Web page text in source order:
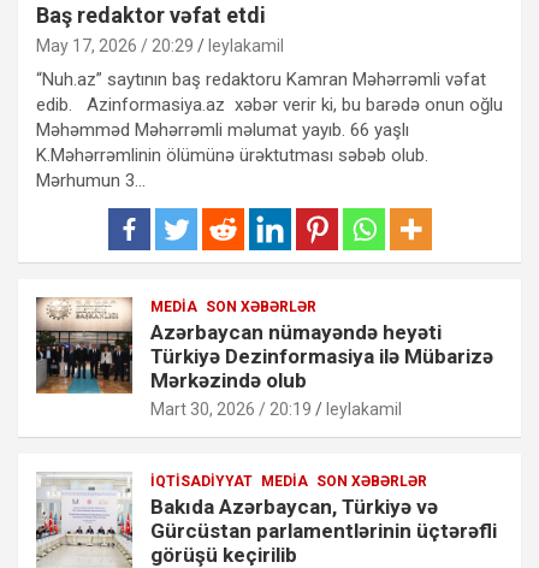
Baş redaktor vəfat etdi
May 17, 2026 / 20:29 leylakamil
“Nuh.az” saytının baş redaktoru Kamran Məhərrəmli vəfat
edib. Azinformasiya.az xəbər verir ki, bu barədə onun oğlu
Məhəmməd Məhərrəmli məlumat yayıb. 66 yaşlı
K.Məhərrəmlinin ölümünə ürəktutması səbəb olub.
Mərhumun 3…
MEDIA SON XƏBƏRLƏR
Azərbaycan nümayəndə heyəti
Türkiyə Dezinformasiya ilə Mübarizə
Mərkəzində olub
Mart 30, 2026 / 20:19 leylakamil
İQTISADIYYAT MEDIA SON XƏBƏRLƏR
Bakıda Azərbaycan, Türkiyə və
Gürcüstan parlamentlərinin üçtərəfli
görüşü keçirilib